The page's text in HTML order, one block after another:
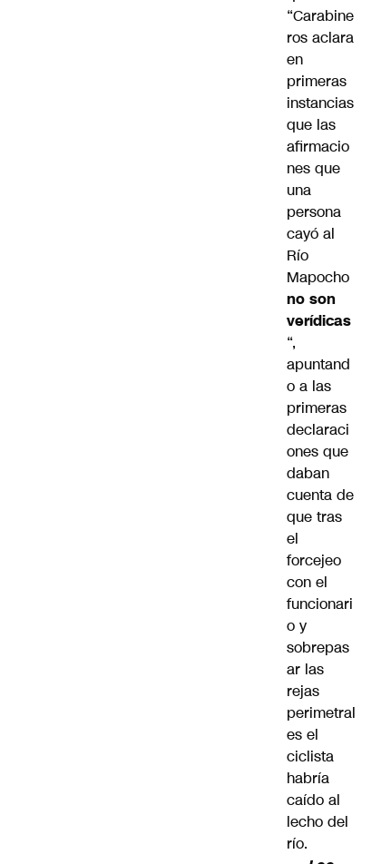
“Carabine
ros aclara
en
primeras
instancias
que las
afirmacio
nes que
una
persona
cayó al
Río
Mapocho
no son
verídicas
“,
apuntand
o a las
primeras
declaraci
ones que
daban
cuenta de
que tras
el
forcejeo
con el
funcionari
o y
sobrepas
ar las
rejas
perimetral
es el
ciclista
habría
caído al
lecho del
río.